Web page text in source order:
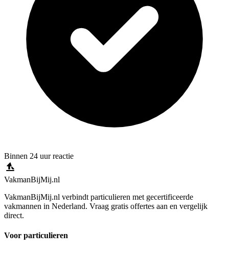
Binnen 24 uur reactie
VakmanBijMij.nl
VakmanBijMij.nl verbindt particulieren met gecertificeerde
vakmannen in Nederland. Vraag gratis offertes aan en vergelijk
direct.
Voor particulieren